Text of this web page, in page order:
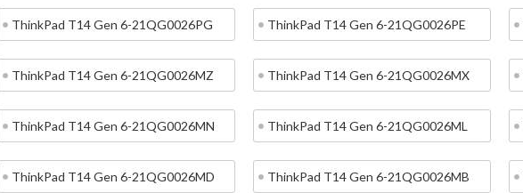
ThinkPad T14 Gen 6-21QG0026PG ThinkPad T14 Gen 6-21QG0026PE
ThinkPad T14 Gen 6-21QG0026MZ ThinkPad T14 Gen 6-21QG0026MX
ThinkPad T14 Gen 6-21QG0026MN ThinkPad T14 Gen 6-21QG0026ML
ThinkPad T14 Gen 6-21QG0026MD ThinkPad T14 Gen 6-21QG0026MB